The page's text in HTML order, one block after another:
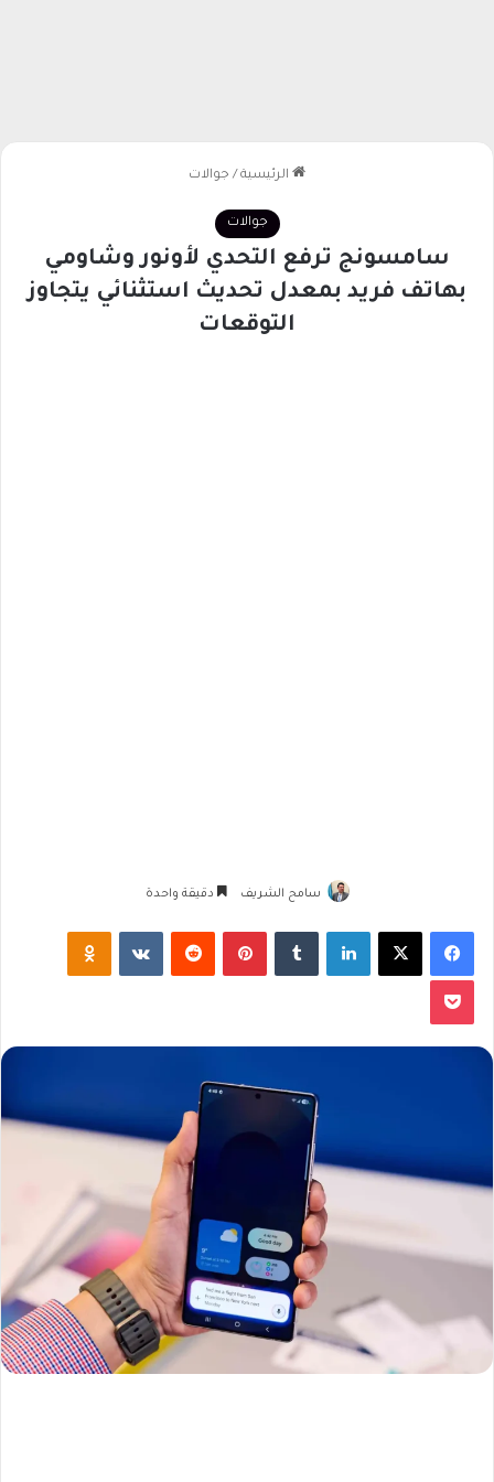
الرئيسية / جوالات
جوالات
سامسونج ترفع التحدي لأونور وشاومي
بهاتف فريد بمعدل تحديث استثنائي يتجاوز
التوقعات
سامح الشريف دقيقة واحدة
فيسبوك لينكدإن بينتيريست